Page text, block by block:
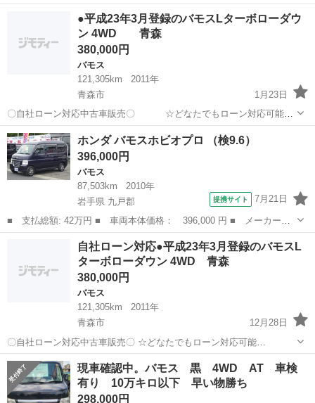
除く) 今回のお車の詳細はこちらから↓仮審査も◎
https://otoron.jp/lists/detail/?carno=032...
バモス オトロン
●平成23年3月登録のバモスLターボローダウ
ン 4WD 青森
380,000円
バモス
121,305km
2011年
青森市
1月23日
〇自社ローン対応中古車販売〇 ☆どなたでもローン対応可能
☆ １、勤続年数の短い方や自営業の方 ２、パートを
される主婦の方や派遣社員の方 ３、自己破産等をされた方やローンが
組めない方 ４、他...
青森 青森市 バモス
ホンダ バモスホビオプロ （検9.6）
396,000円
バモス
87,503km
2010年
岩手県 九戸郡
提携サイト 7月21日
■ 支払総額: 42万円 ■ 車両本体価格： 396,000 円 ■ メーカー
名： ホンダ ■ 車種名： バモスホビオプロ ■ グレード名：
■ 排気量： 660cc ■ ドア枚数： 5D ■ ミッション： MT5速 ■...
バモス
自社ローン対応●平成23年3月登録のバモスL
ターボローダウン 4WD 青森
380,000円
バモス
121,305km
2011年
青森市
12月28日
〇自社ローン対応中古車販売〇 ☆どなたでもローン対応可能
☆ １、勤続年数の短い方や自営業の方 ２、パートを
される主婦の方や派遣社員の方 ３、自己破産等をされた方やローンが
組めない方 ４、他社様で...
青森 青森市 バモス
現車確認中。バモス 黒 4WD AT 車検
有り 10万キロ以下 早い物勝ち
298,000円